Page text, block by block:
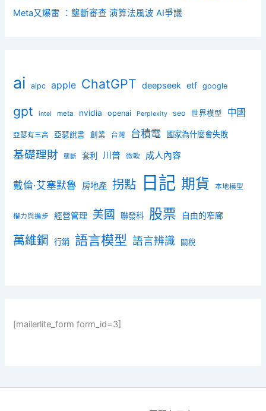
Meta又爆雷 ：壟斷審查 演算法風波 AI爭議
ai aipc apple ChatGPT deepseek etf google
gpt intel meta nvidia openai Perplexity seo 世界模型 中國
亞瑟有三高 亞瑟說書 創業 台灣 台積電 國家為什麼會失敗
基礎理財 壟斷 套利 川普 微軟 成人內容
戴倫·艾塞默魯 房地產 拐點 日記 期貨 本地模型
權力與進步 經營管理 美國 聯發科 股票 自由的窄廊
萬維鋼 行銷 語言模型 語言辨識 關稅
[mailerlite_form form_id=3]